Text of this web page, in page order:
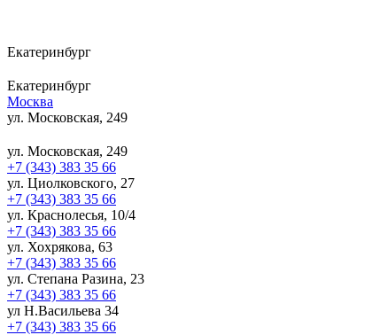
Екатеринбург
Екатеринбург
Москва
ул. Московская, 249
ул. Московская, 249
+7 (343) 383 35 66
ул. Циолковского, 27
+7 (343) 383 35 66
ул. Краснолесья, 10/4
+7 (343) 383 35 66
ул. Хохрякова, 63
+7 (343) 383 35 66
ул. Степана Разина, 23
+7 (343) 383 35 66
ул Н.Васильева 34
+7 (343) 383 35 66